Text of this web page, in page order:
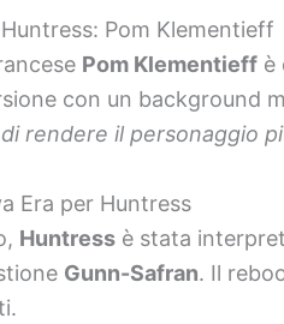
Pom Klementieff
Pom Klementieff è
con un background
rendere il personaggio
Era per Huntress
Huntress è stata
Gunn-Safran. Il